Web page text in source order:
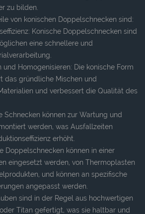
zu bilden.
von konischen Doppelschnecken sind:
Konische Doppelschnecken sind
eine schnellere und
und Homogenisieren: Die konische Form
das gründliche Mischen und
und verbessert die Qualität des
Schnecken können zur Wartung und
werden, was Ausfallzeiten
erhöht.
Doppelschnecken können in einer
eingesetzt werden, von Thermoplasten
und können an spezifische
angepasst werden.
sind in der Regel aus hochwertigen
Titan gefertigt, was sie haltbar und